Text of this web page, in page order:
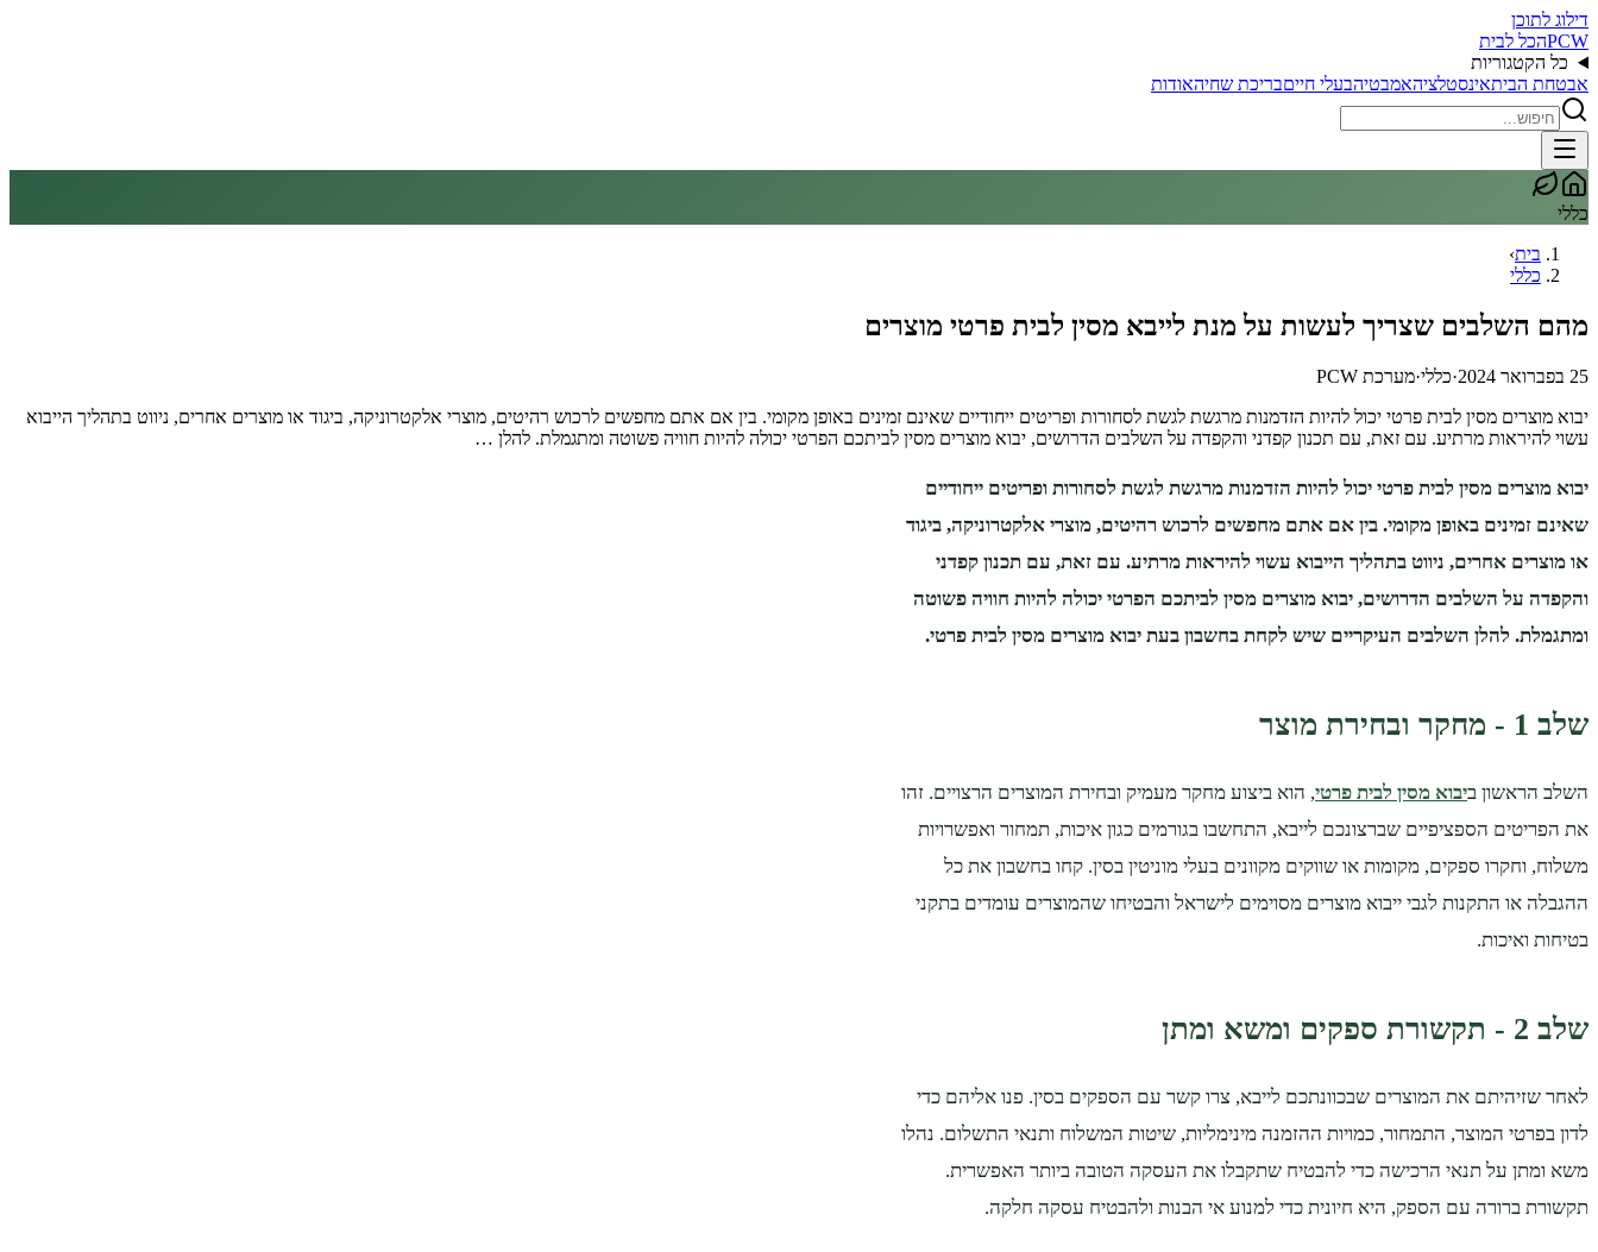
דילוג לתוכן
PCWהכל לבית
כל הקטגוריות
אבטחת הביתאינסטלציהאמבטיהבעלי חייםבריכת שחיהאודות
כללי
בית›
כללי
מהם השלבים שצריך לעשות על מנת לייבא מסין לבית פרטי מוצרים
25 בפברואר 2024 ·כללי·מערכת PCW
יבוא מוצרים מסין לבית פרטי יכול להיות הזדמנות מרגשת לגשת לסחורות ופריטים ייחודיים שאינם זמינים באופן מקומי. בין אם אתם מחפשים לרכוש רהיטים, מוצרי אלקטרוניקה, ביגוד או מוצרים אחרים, ניווט בתהליך הייבוא ​​
עשוי להיראות מרתיע. עם זאת, עם תכנון קפדני והקפדה על השלבים הדרושים, יבוא מוצרים מסין לביתכם הפרטי יכולה להיות חוויה פשוטה ומתגמלת. להלן …
יבוא מוצרים מסין לבית פרטי יכול להיות הזדמנות מרגשת לגשת לסחורות ופריטים ייחודיים
שאינם זמינים באופן מקומי. בין אם אתם מחפשים לרכוש רהיטים, מוצרי אלקטרוניקה, ביגוד
או מוצרים אחרים, ניווט בתהליך הייבוא ​​עשוי להיראות מרתיע. עם זאת, עם תכנון קפדני
והקפדה על השלבים הדרושים, יבוא מוצרים מסין לביתכם הפרטי יכולה להיות חוויה פשוטה
ומתגמלת. להלן השלבים העיקריים שיש לקחת בחשבון בעת ​​יבוא מוצרים מסין לבית פרטי.
שלב 1 - מחקר ובחירת מוצר
השלב הראשון ביבוא מסין לבית פרטי, הוא ביצוע מחקר מעמיק ובחירת המוצרים הרצויים. זהו
את הפריטים הספציפיים שברצונכם לייבא, התחשבו בגורמים כגון איכות, תמחור ואפשרויות
משלוח, וחקרו ספקים, מקומות או שווקים מקוונים בעלי מוניטין בסין. קחו בחשבון את כל
ההגבלה או התקנות לגבי ייבוא ​​מוצרים מסוימים לישראל והבטיחו שהמוצרים עומדים בתקני
בטיחות ואיכות.
שלב 2 - תקשורת ספקים ומשא ומתן
לאחר שזיהיתם את המוצרים שבכוונתכם לייבא, צרו קשר עם הספקים בסין. פנו אליהם כדי
לדון בפרטי המוצר, התמחור, כמויות ההזמנה מינימליות, שיטות המשלוח ותנאי התשלום. נהלו
משא ומתן על תנאי הרכישה כדי להבטיח שתקבלו את העסקה הטובה ביותר האפשרית.
תקשורת ברורה עם הספק, היא חיונית כדי למנוע אי הבנות ולהבטיח עסקה חלקה.